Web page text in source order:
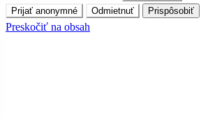
Prijať anonymné
Odmietnuť Prispôsobiť
Preskočiť na obsah